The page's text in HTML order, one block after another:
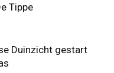
Tippe
Duinzicht gestart